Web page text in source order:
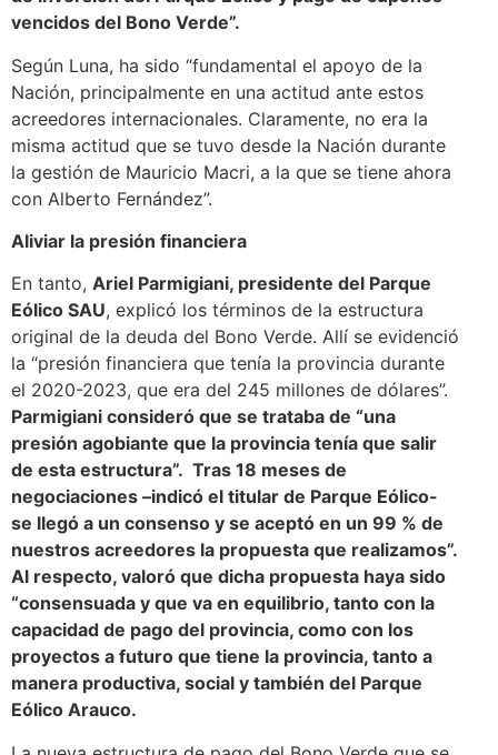
vencidos del Bono Verde”.
Según Luna, ha sido “fundamental el apoyo de la
Nación, principalmente en una actitud ante estos
acreedores internacionales. Claramente, no era la
misma actitud que se tuvo desde la Nación durante
la gestión de Mauricio Macri, a la que se tiene ahora
con Alberto Fernández”.
Aliviar la presión financiera
En tanto, Ariel Parmigiani, presidente del Parque
Eólico SAU, explicó los términos de la estructura
original de la deuda del Bono Verde. Allí se evidenció
la “presión financiera que tenía la provincia durante
el 2020-2023, que era del 245 millones de dólares”.
Parmigiani consideró que se trataba de “una
presión agobiante que la provincia tenía que salir
de esta estructura”. Tras 18 meses de
negociaciones –indicó el titular de Parque Eólico-
se llegó a un consenso y se aceptó en un 99 % de
nuestros acreedores la propuesta que realizamos”.
Al respecto, valoró que dicha propuesta haya sido
“consensuada y que va en equilibrio, tanto con la
capacidad de pago del provincia, como con los
proyectos a futuro que tiene la provincia, tanto a
manera productiva, social y también del Parque
Eólico Arauco.